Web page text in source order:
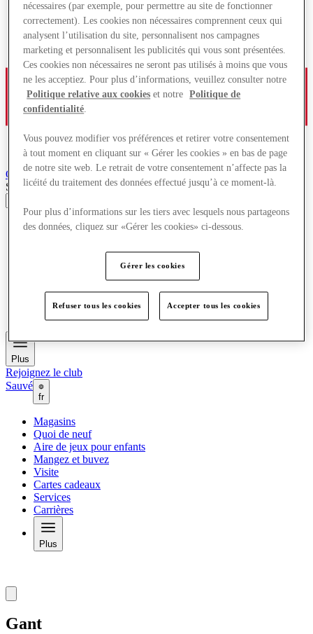
OchtrupVillage de Marques
Search input
Magasins
Aire de jeux pour enfants
Services
Plus
Rejoignez le club
Sauvé
fr
Magasins
Quoi de neuf
Aire de jeux pour enfants
Mangez et buvez
Visite
Cartes cadeaux
Services
Carrières
Plus
Gant
nécessaires (par exemple, pour permettre au site de fonctionner
correctement). Les cookies non nécessaires comprennent ceux qui
analysent l’utilisation du site, personnalisent nos campagnes
marketing et personnalisent les publicités qui vous sont présentées.
Ces cookies non nécessaires ne seront pas utilisés à moins que vous
ne les acceptiez. Pour plus d’informations, veuillez consulter notre
Politique relative aux cookies et notre
Politique de
confidentialité.
Vous pouvez modifier vos préférences et retirer votre consentement
à tout moment en cliquant sur « Gérer les cookies » en bas de page
de notre site web. Le retrait de votre consentement n’affecte pas la
licéité du traitement des données effectué jusqu’à ce moment-là.
Pour plus d’informations sur les tiers avec lesquels nous partageons
des données, cliquez sur «Gérer les cookies» ci-dessous.
Gérer les cookies
Refuser tous les cookies Accepter tous les cookies